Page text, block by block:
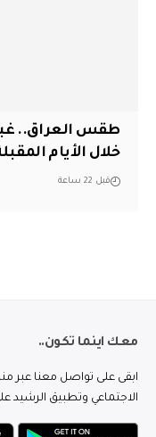
طقس العراق..
خلال الأيام
قبل 22 ساعة
معك اينما تكون..
ابقى على تواصل معنا عبر
الاجتماعي وتطبيق الرشيد